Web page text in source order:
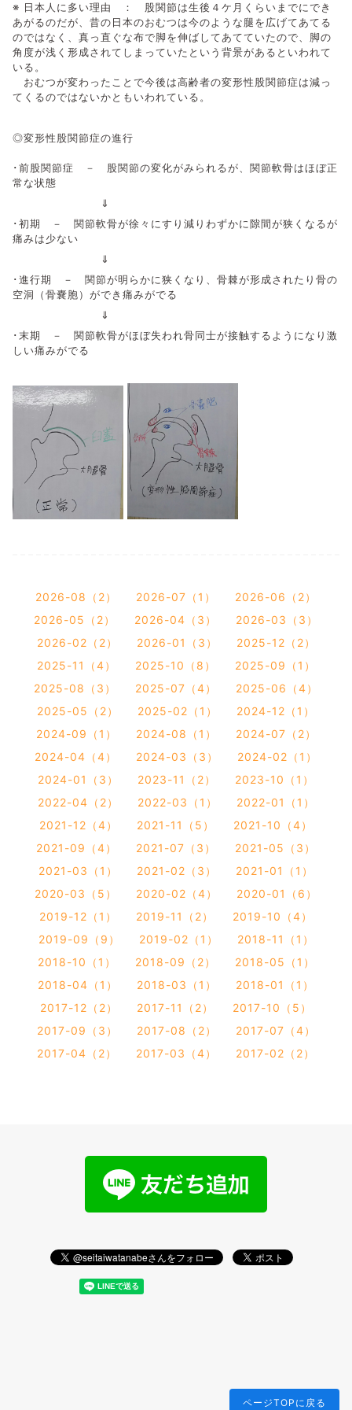
※ 日本人に多い理由 ： 股関節は生後４ケ月くらいまでにでき
あがるのだが、昔の日本のおむつは今のような腿を広げてあてる
のではなく、真っ直ぐな布で脚を伸ばしてあてていたので、脚の
角度が浅く形成されてしまっていたという背景があるといわれて
いる。
おむつが変わったことで今後は高齢者の変形性股関節症は減っ
てくるのではないかともいわれている。
◎変形性股関節症の進行
･前股関節症 － 股関節の変化がみられるが、関節軟骨はほぼ正
常な状態
⇓
･初期 － 関節軟骨が徐々にすり減りわずかに隙間が狭くなるが
痛みは少ない
⇓
･進行期 － 関節が明らかに狭くなり、骨棘が形成されたり骨の
空洞（骨嚢胞）ができ痛みがでる
⇓
･末期 － 関節軟骨がほぼ失われ骨同士が接触するようになり激
しい痛みがでる
2026-08（2） 2026-07（1）
2026-06（2）
2026-05（2）
2026-04（3）
2026-03（3）
2026-02（2）
2026-01（3）
2025-12（2）
2025-11（4）
2025-10（8）
2025-09（1）
2025-08（3）
2025-07（4）
2025-06（4）
2025-05（2）
2025-02（1）
2024-12（1）
2024-09（1）
2024-08（1）
2024-07（2）
2024-04（4）
2024-03（3）
2024-02（1）
2024-01（3）
2023-11（2）
2023-10（1）
2022-04（2）
2022-03（1）
2022-01（1）
2021-12（4）
2021-11（5）
2021-10（4）
2021-09（4）
2021-07（3）
2021-05（3）
2021-03（1）
2021-02（3）
2021-01（1）
2020-03（5）
2020-02（4）
2020-01（6）
2019-12（1）
2019-11（2）
2019-10（4）
2019-09（9）
2019-02（1）
2018-11（1）
2018-10（1）
2018-09（2）
2018-05（1）
2018-04（1）
2018-03（1）
2018-01（1）
2017-12（2）
2017-11（2）
2017-10（5）
2017-09（3）
2017-08（2）
2017-07（4）
2017-04（2）
2017-03（4） 2017-02（2）
ページTOPに戻る